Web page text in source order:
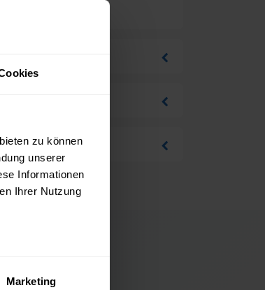
zu können
unserer
Informationen
Ihrer Nutzung
Marketing